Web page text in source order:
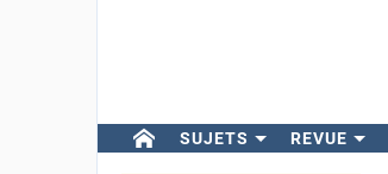
SUJETS REVUE